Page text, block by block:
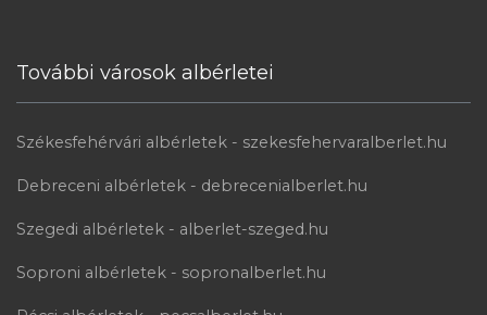
További városok albérletei
Székesfehérvári albérletek - szekesfehervaralberlet.hu
Debreceni albérletek - debrecenialberlet.hu
Szegedi albérletek - alberlet-szeged.hu
Soproni albérletek - sopronalberlet.hu